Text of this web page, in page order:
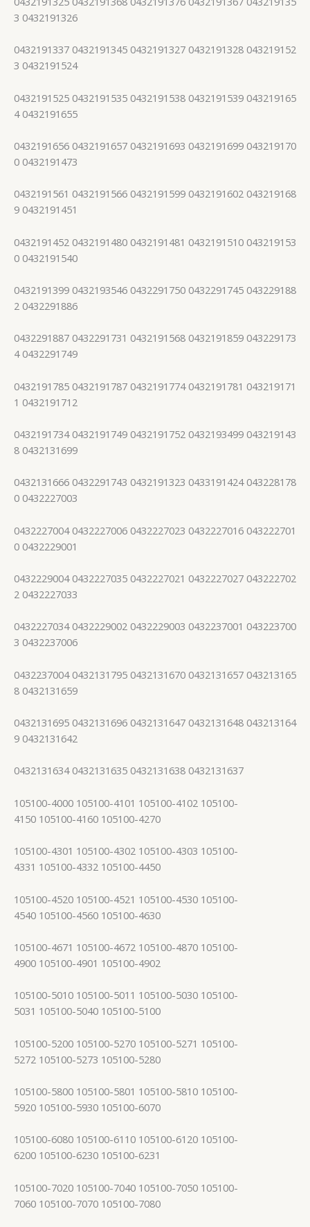
3 0432191326
0432191337 0432191345 0432191327 0432191328 043219152
3 0432191524
0432191525 0432191535 0432191538 0432191539 043219165
4 0432191655
0432191656 0432191657 0432191693 0432191699 043219170
0 0432191473
0432191561 0432191566 0432191599 0432191602 043219168
9 0432191451
0432191452 0432191480 0432191481 0432191510 043219153
0 0432191540
0432191399 0432193546 0432291750 0432291745 043229188
2 0432291886
0432291887 0432291731 0432191568 0432191859 043229173
4 0432291749
0432191785 0432191787 0432191774 0432191781 043219171
1 0432191712
0432191734 0432191749 0432191752 0432193499 043219143
8 0432131699
0432131666 0432291743 0432191323 0433191424 043228178
0 0432227003
0432227004 0432227006 0432227023 0432227016 043222701
0 0432229001
0432229004 0432227035 0432227021 0432227027 043222702
2 0432227033
0432227034 0432229002 0432229003 0432237001 043223700
3 0432237006
0432237004 0432131795 0432131670 0432131657 043213165
8 0432131659
0432131695 0432131696 0432131647 0432131648 043213164
9 0432131642
0432131634 0432131635 0432131638 0432131637
105100-4000 105100-4101 105100-4102 105100-
4150 105100-4160 105100-4270
105100-4301 105100-4302 105100-4303 105100-
4331 105100-4332 105100-4450
105100-4520 105100-4521 105100-4530 105100-
4540 105100-4560 105100-4630
105100-4671 105100-4672 105100-4870 105100-
4900 105100-4901 105100-4902
105100-5010 105100-5011 105100-5030 105100-
5031 105100-5040 105100-5100
105100-5200 105100-5270 105100-5271 105100-
5272 105100-5273 105100-5280
105100-5800 105100-5801 105100-5810 105100-
5920 105100-5930 105100-6070
105100-6080 105100-6110 105100-6120 105100-
6200 105100-6230 105100-6231
105100-7020 105100-7040 105100-7050 105100-
7060 105100-7070 105100-7080